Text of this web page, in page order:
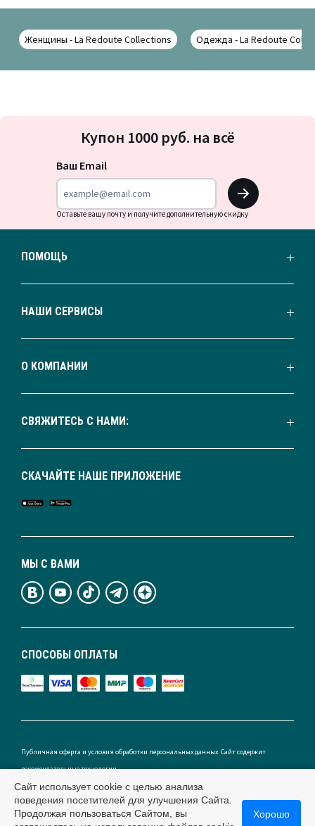
Женщины - La Redoute Collections Одежда - La Redoute
на
Купон 1000 руб. на всё
Ваш Email
OK
Оставьте вашу почту и получите дополнительную скидку
ПОМОЩЬ
НАШИ СЕРВИСЫ
О КОМПАНИИ
СВЯЖИТЕСЬ С НАМИ:
СПОСОБЫ ОПЛАТЫ
МЫ С ВАМИ
СКАЧАЙТЕ НАШЕ ПРИЛОЖЕНИЕ
Публичная оферта и условия обработки персональных данных. Сайт содержит
рекомендательные технологии.
Сайт использует cookie с целью анализа
поведения посетителей для улучшения Сайта.
Продолжая пользоваться Сайтом, вы
Хорошо